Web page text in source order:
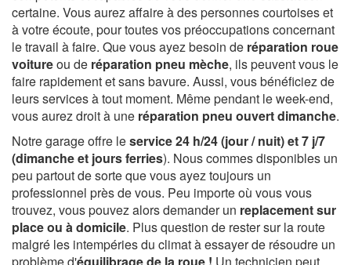
certaine. Vous aurez affaire à des personnes courtoises et
à votre écoute, pour toutes vos préoccupations concernant
le travail à faire. Que vous ayez besoin de réparation roue
voitureou de réparation pneu mèche, ils peuvent vous le
faire rapidement et sans bavure. Aussi, vous bénéficiez de
leurs services à tout moment. Même pendant le week-end,
vous aurez droit à une réparation pneu ouvert dimanche.
Notre garage offre leservice 24 h/24 (jour / nuit) et 7 j/7
(dimanche et jours ferries). Nous commes disponibles un
peu partout de sorte que vous ayez toujours un
professionnel près de vous. Peu importe où vous vous
trouvez, vous pouvez alors demander un replacement sur
place ou à domicile. Plus question de rester sur la route
malgré les intempéries du climat à essayer de résoudre un
problème d'équilibrage de la roue ! Un technicien peut